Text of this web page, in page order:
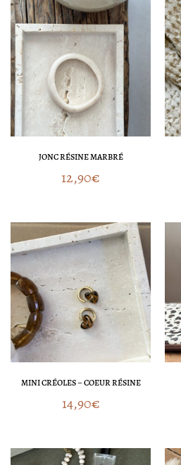
JONC RÉSINE MARBRÉ
12,90€
MINI CRÉOLES – COEUR RÉSINE
14,90€